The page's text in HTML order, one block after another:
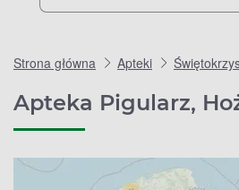
Strona główna Apteki
Apteka Pigularz,